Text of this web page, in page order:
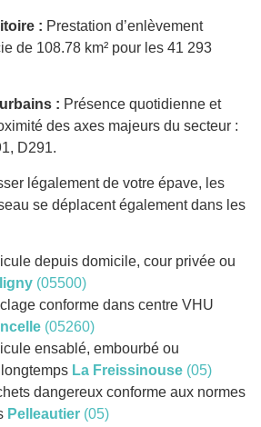
: Prestation d’enlèvement
de 108.78 km² pour les 41 293
: Présence quotidienne et
des axes majeurs du secteur :
D291.
légalement de votre épave, les
se déplacent également dans les
depuis domicile, cour privée ou
(05500)
conforme dans centre VHU
(05260)
ensablé, embourbé ou
La Freissinouse (05)
dangereux conforme aux normes
Pelleautier (05)